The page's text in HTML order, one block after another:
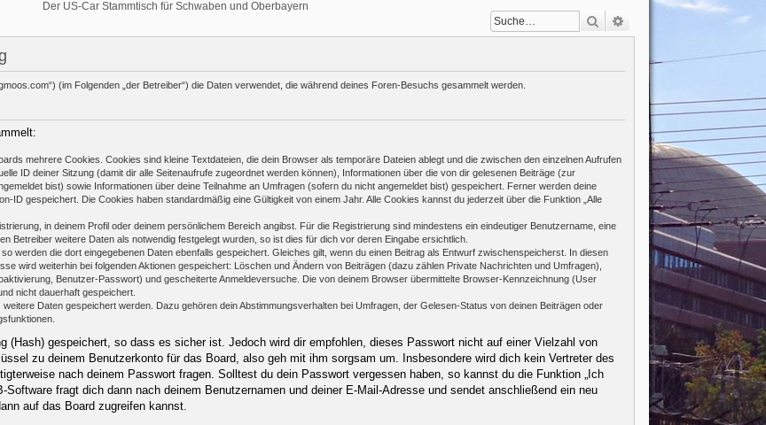
Der US-Car Stammtisch für Schwaben und Oberbayern
Suche
(im Folgenden „der Betreiber“) die Daten verwendet, die während deines Foren-Besuchs gesammelt werden.
mehrere Cookies. Cookies sind kleine Textdateien, die dein Browser als temporäre Dateien ablegt und die zwischen den einzelnen Aufrufen
ID deiner Sitzung (damit dir alle Seitenaufrufe zugeordnet werden können), Informationen über die von dir gelesenen Beiträge (zur
bist) sowie Informationen über deine Teilnahme an Umfragen (sofern du nicht angemeldet bist) gespeichert. Ferner werden deine
ID gespeichert. Die Cookies haben standardmäßig eine Gültigkeit von einem Jahr. Alle Cookies kannst du jederzeit über die Funktion „Alle
in deinem Profil oder deinem persönlichem Bereich angibst. Für die Registrierung sind mindestens ein eindeutiger Benutzername, eine
Betreiber weitere Daten als notwendig festgelegt wurden, so ist dies für dich vor deren Eingabe ersichtlich.
werden die dort eingegebenen Daten ebenfalls gespeichert. Gleiches gilt, wenn du einen Beitrag als Entwurf zwischenspeicherst. In diesen
wird weiterhin bei folgenden Aktionen gespeichert: Löschen und Ändern von Beiträgen (dazu zählen Private Nachrichten und Umfragen),
Benutzer-Passwort) und gescheiterte Anmeldeversuche. Die von deinem Browser übermittelte Browser-Kennzeichnung (User
nicht dauerhaft gespeichert.
Daten gespeichert werden. Dazu gehören dein Abstimmungsverhalten bei Umfragen, der Gelesen-Status von deinen Beiträgen oder
(Hash) gespeichert, so dass es sicher ist. Jedoch wird dir empfohlen, dieses Passwort nicht auf einer Vielzahl von
zu deinem Benutzerkonto für das Board, also geh mit ihm sorgsam um. Insbesondere wird dich kein Vertreter des
nach deinem Passwort fragen. Solltest du dein Passwort vergessen haben, so kannst du die Funktion „Ich
Software fragt dich dann nach deinem Benutzernamen und deiner E-Mail-Adresse und sendet anschließend ein neu
auf das Board zugreifen kannst.